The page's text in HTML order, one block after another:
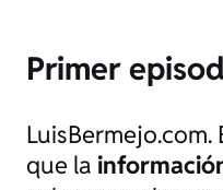
Primer
LuisBermejo.com.
que la